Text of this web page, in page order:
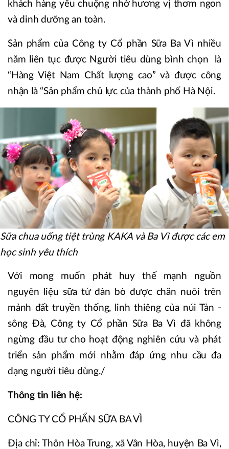
khách hàng yêu chuộng nhờ hương vị thơm ngon
và dinh dưỡng an toàn.
Sản phẩm của Công ty Cổ phần Sữa Ba Vì nhiều
năm liên tục được Người tiêu dùng bình chọn là
“Hàng Việt Nam Chất lượng cao” và được công
nhận là “Sản phẩm chủ lực của thành phố Hà Nội.
Sữa chua uống tiệt trùng KAKA và Ba Vì được các em
học sinh yêu thích
Với mong muốn phát huy thế mạnh nguồn
nguyên liệu sữa từ đàn bò được chăn nuôi trên
mảnh đất truyền thống, linh thiêng của núi Tản -
sông Đà, Công ty Cổ phần Sữa Ba Vì đã không
ngừng đầu tư cho hoạt động nghiên cứu và phát
triển sản phẩm mới nhằm đáp ứng nhu cầu đa
dạng người tiêu dùng./
Thông tin liên hệ:
CÔNG TY CỔ PHẨN SỮA BA VÌ
Địa chỉ: Thôn Hòa Trung, xã Vân Hòa, huyện Ba Vì,